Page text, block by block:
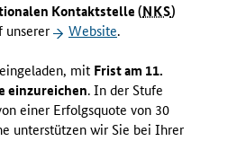
Kontaktstelle (NKS)
unserer Website.
mit Frist am 11.
einzureichen. In der Stufe
einer Erfolgsquote von 30
unterstützen wir Sie bei Ihrer